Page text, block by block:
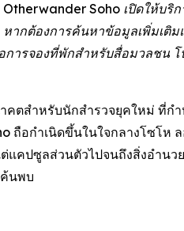
Otherwander Soho เปิดให้บริ
หากต้องการค้นหาข้อมูลเพิ่มเติ
การจองที่พักสำหรับสื่อมวลชน
ตสำหรับนักสำรวจยุคใหม่ ที่
ถือกำเนิดขึ้นในใจกลางโซโ
ปซูลส่วนตัวไปจนถึงสิ่งอำนว
นพบ